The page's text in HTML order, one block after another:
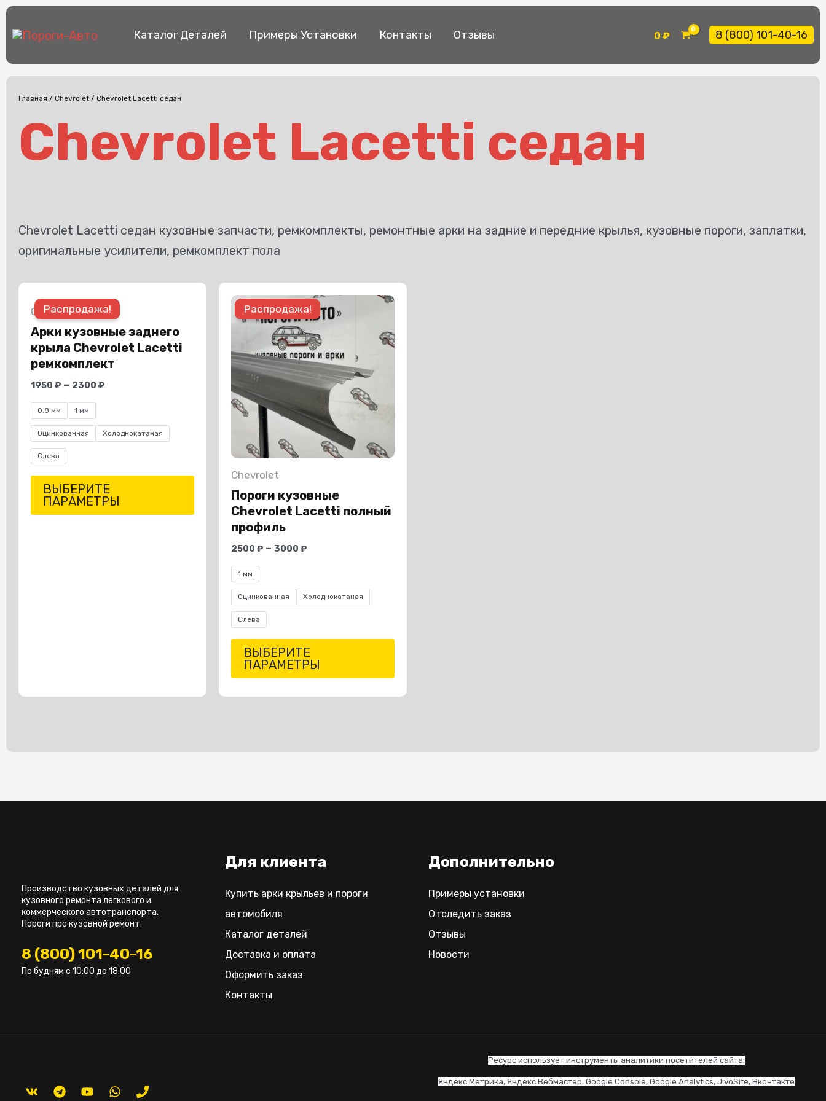
Перейти
содержимому
Каталог Деталей Примеры Установки Контакты Отзывы 0 ₽ 8 (800) 101-40-16
Главная / Chevrolet / Chevrolet Lacetti седан
Chevrolet Lacetti седан
Chevrolet Lacetti седан кузовные запчасти, ремкомплекты, ремонтные арки на задние и передние крылья, кузовные пороги, заплатки,
оригинальные усилители, ремкомплект пола
Распродажа!
Chevrolet
Арки кузовные заднего
крыла Chevrolet Lacetti
ремкомплект
1950 ₽ – 2300 ₽
0.8 мм 1 мм
Оцинкованная Холоднокатаная
Слева
ВЫБЕРИТЕ
ПАРАМЕТРЫ
Этот
несколько
вариаций.
странице
товара.
Распродажа!
Chevrolet
Пороги кузовные
Chevrolet Lacetti полный
профиль
2500 ₽ – 3000 ₽
1 мм
Оцинкованная Холоднокатаная
Слева
ВЫБЕРИТЕ
ПАРАМЕТРЫ
Этот
имеет
несколько
на
Производство кузовных деталей для
кузовного ремонта легкового и
коммерческого автотранспорта.
Пороги про кузовной ремонт.
8 (800) 101-40-16
По будням с 10:00 до 18:00
Для клиента
Купить арки крыльев и пороги
автомобиля
Каталог деталей
Доставка и оплата
Оформить заказ
Контакты
Дополнительно
Примеры установки
Отследить заказ
Отзывы
Новости
Ресурс использует инструменты аналитики посетителей сайта:
Яндекс Метрика, Яндекс Вебмастер, Google Console, Google Analytics, JivoSite, Вконтакте